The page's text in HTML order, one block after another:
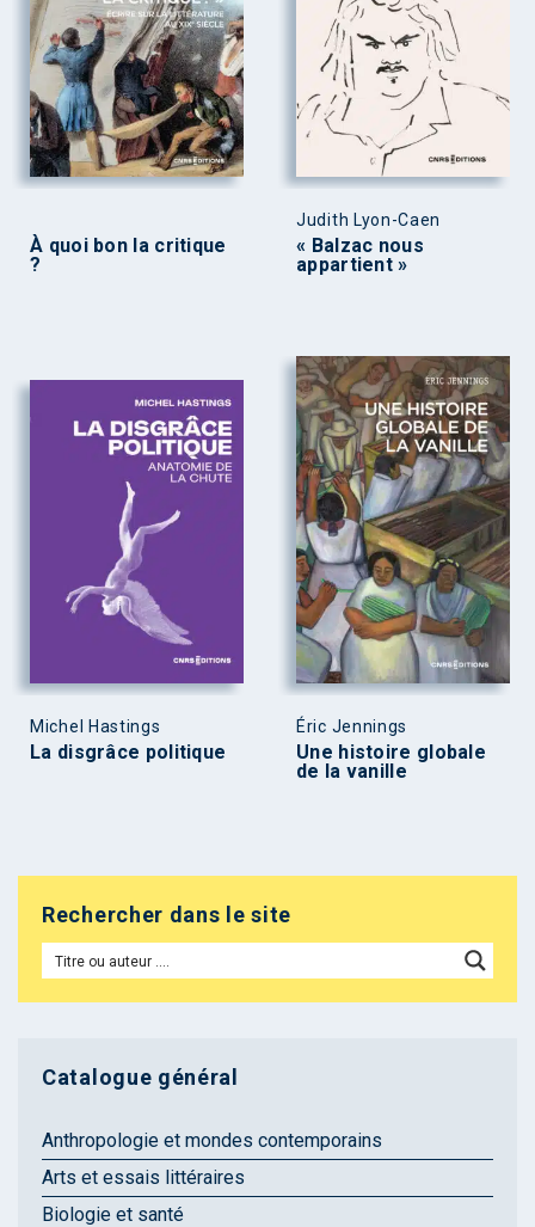
À quoi bon la critique
?
Judith Lyon-Caen
« Balzac nous
appartient »
Michel Hastings
La disgrâce politique
Éric Jennings
Une histoire globale
de la vanille
Rechercher dans le site
Catalogue général
Anthropologie et mondes contemporains
Arts et essais littéraires
Biologie et santé